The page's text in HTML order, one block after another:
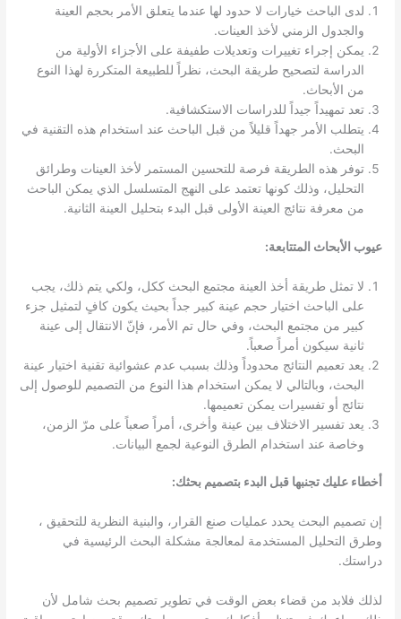
لدى الباحث خيارات لا حدود لها عندما يتعلق الأمر بحجم العينة
والجدول الزمني لأخذ العينات.
يمكن إجراء تغييرات وتعديلات طفيفة على الأجزاء الأولية من
الدراسة لتصحيح طريقة البحث، نظراً للطبيعة المتكررة لهذا النوع
من الأبحاث.
تعد تمهيداً جيداً للدراسات الاستكشافية.
يتطلب الأمر جهداً قليلاً من قبل الباحث عند استخدام هذه التقنية في
البحث.
توفر هذه الطريقة فرصة للتحسين المستمر لأخذ العينات وطرائق
التحليل، وذلك كونها تعتمد على النهج المتسلسل الذي يمكن الباحث
من معرفة نتائج العينة الأولى قبل البدء بتحليل العينة الثانية.
عيوب الأبحاث المتتابعة:
لا تمثل طريقة أخذ العينة مجتمع البحث ككل، ولكي يتم ذلك، يجب
على الباحث اختيار حجم عينة كبير جداً بحيث يكون كافٍ لتمثيل جزء
كبير من مجتمع البحث، وفي حال تم الأمر، فإنّ الانتقال إلى عينة
ثانية سيكون أمراً صعباً.
يعد تعميم النتائج محدوداً وذلك بسبب عدم عشوائية تقنية اختيار عينة
البحث، وبالتالي لا يمكن استخدام هذا النوع من التصميم للوصول إلى
نتائج أو تفسيرات يمكن تعميمها.
يعد تفسير الاختلاف بين عينة وأخرى، أمراً صعباً على مرّ الزمن،
وخاصة عند استخدام الطرق النوعية لجمع البيانات.
أخطاء عليك تجنبها قبل البدء بتصميم بحثك:
إن تصميم البحث يحدد عمليات صنع القرار، والبنية النظرية للتحقيق ،
وطرق التحليل المستخدمة لمعالجة مشكلة البحث الرئيسية في
دراستك.
لذلك فلابد من قضاء بعض الوقت في تطوير تصميم بحث شامل لأن